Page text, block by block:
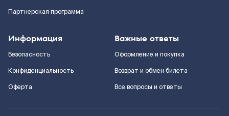
Партнерская программа
Информация
Безопасность
Конфиденциальность
Оферта
Важные ответы
Оформление и покупка
Возврат и обмен билета
Все вопросы и ответы